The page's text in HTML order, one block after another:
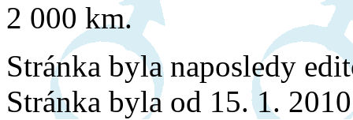
2 000 km.
Stránka byla naposledy
Stránka byla od 15. 1.